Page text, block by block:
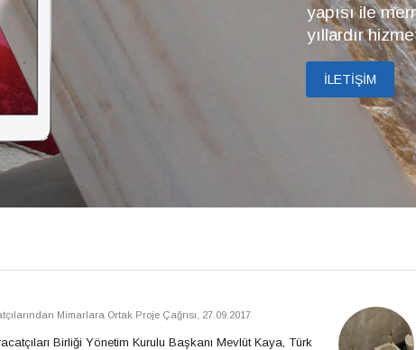
yapısı ile
yıllardır
İLETİŞİM
Mimarlara Ortak Proje Çağrısı 27.09.2017
Birliği Yönetim Kurulu Başkanı Mevlüt Kaya, Türk